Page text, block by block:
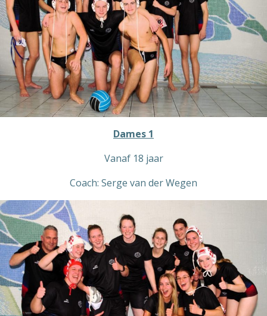
Dames 1
Vanaf 18 jaar
Coach: Serge van der Wegen